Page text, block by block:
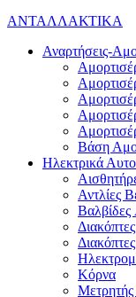
ΑΝΤΑΛΛΑΚΤΙΚΑ
Αναρτήσεις-
Βάση
Ηλεκτρικά
Αντλίες
Βαλβίδες
Κόρνα